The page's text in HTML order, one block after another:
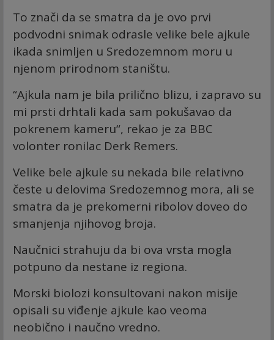
To znači da se smatra da je ovo prvi
podvodni snimak odrasle velike bele ajkule
ikada snimljen u Sredozemnom moru u
njenom prirodnom staništu.
“Ajkula nam je bila prilično blizu, i zapravo su
mi prsti drhtali kada sam pokušavao da
pokrenem kameru“, rekao je za BBC
volonter ronilac Derk Remers.
Velike bele ajkule su nekada bile relativno
česte u delovima Sredozemnog mora, ali se
smatra da je prekomerni ribolov doveo do
smanjenja njihovog broja.
Naučnici strahuju da bi ova vrsta mogla
potpuno da nestane iz regiona.
Morski biolozi konsultovani nakon misije
opisali su viđenje ajkule kao veoma
neobično i naučno vredno.